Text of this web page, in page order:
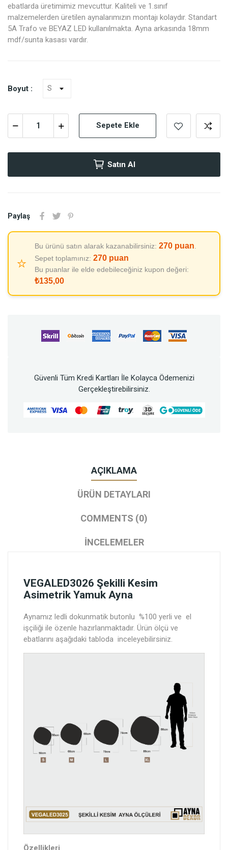
ebatlarda üretimimiz mevcuttur. Kaliteli ve 1.sınıf
malzemelerden üretilen aynalarımızın montajı kolaydır. Standart
5A Trafo ve BEYAZ LED kullanılmakta. Ayna arkasında 18mm
mdf/sunta kasası vardır.
Boyut :
Sepete Ekle
Satın Al
Paylaş
⭐
Bu ürünü satın alarak kazanabilirsiniz: 270 puan
Sepet toplamınız: 270 puan
Bu puanlar ile elde edebileceğiniz kupon değeri:
₺135,00
Güvenli Tüm Kredi Kartları İle Kolayca Ödemenizi
Gerçekleştirebilirsiniz.
AÇIKLAMA
ÜRÜN DETAYLARI
COMMENTS (0)
İNCELEMELER
VEGALED3026 Şekilli Kesim
Asimetrik Yamuk Ayna
Aynamız ledli dokunmatik butonlu %100 yerli ve el
işçiliği ile özenle hazırlanmaktadır. Ürün ölçü ve
ebatlarını aşağıdaki tabloda inceleyebilirsiniz.
Özellikleri